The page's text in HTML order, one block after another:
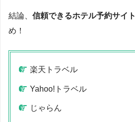
結論、 信頼できるホテル予約サイト
め！
楽天トラベル
Yahoo!トラベル
じゃらん